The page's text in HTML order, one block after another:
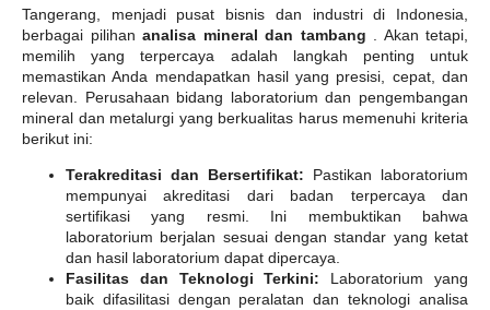
Tangerang, menjadi pusat bisnis dan industri di Indonesia,
berbagai pilihan analisa mineral dan tambang
. Akan tetapi,
memilih yang terpercaya adalah langkah penting untuk
memastikan Anda mendapatkan hasil yang presisi, cepat, dan
relevan. Perusahaan bidang laboratorium dan pengembangan
mineral dan metalurgi yang berkualitas harus memenuhi kriteria
berikut ini:
Terakreditasi dan Bersertifikat: Pastikan laboratorium
mempunyai akreditasi dari badan terpercaya dan
sertifikasi yang resmi. Ini membuktikan bahwa
laboratorium berjalan sesuai dengan standar yang ketat
dan hasil laboratorium dapat dipercaya.
Fasilitas dan Teknologi Terkini: Laboratorium yang
baik difasilitasi dengan peralatan dan teknologi analisa